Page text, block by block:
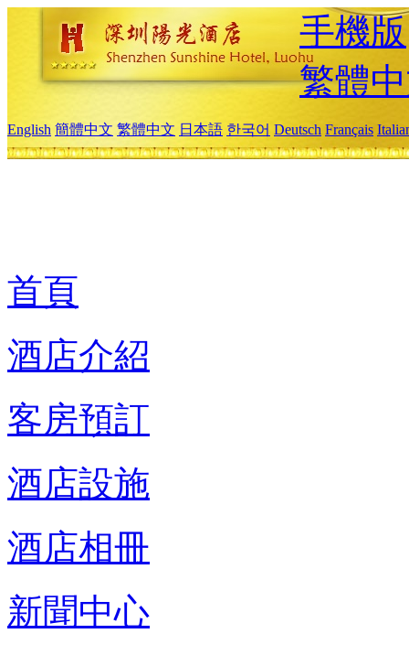
手機版
繁體
English 簡體中文 繁體中文 日本語 한국어 Deutsch Français
首頁
酒店介紹
客房預訂
酒店設施
酒店相冊
新聞中心